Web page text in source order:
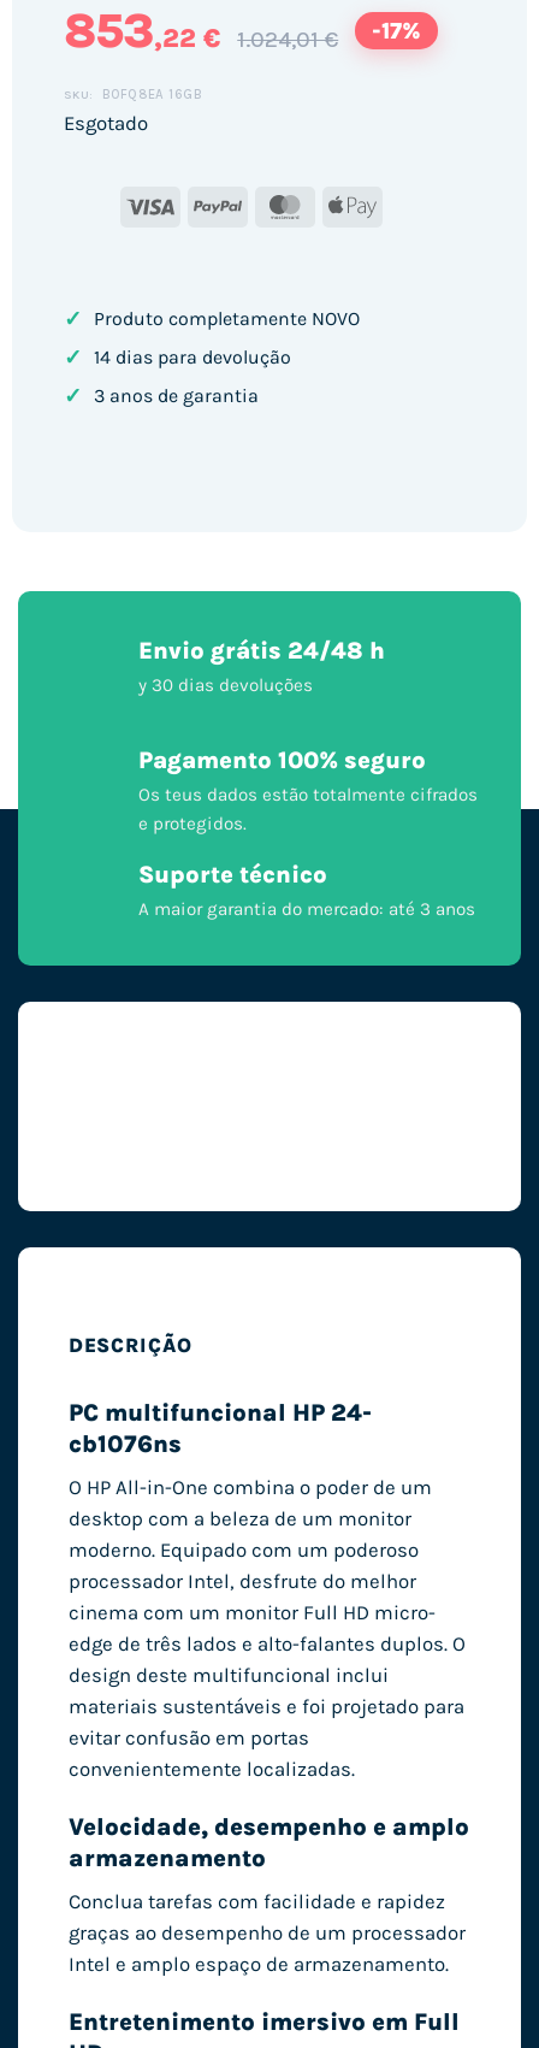
853,22 € 1.024,01 € -17%
SKU: B0FQ8EA 16GB
Esgotado
Visa PayPal MasterCard
Apple
✓ Produto completamente NOVO
✓ 14 dias para devolução
✓ 3 anos de garantia
Envio grátis 24/48 h
y 30 dias devoluções
Pagamento 100% seguro
Os teus dados estão totalmente cifrados
e protegidos.
Suporte técnico
A maior garantia do mercado: até 3 anos
DESCRIÇÃO
PC multifuncional HP 24-
cb1076ns
O HP All-in-One combina o poder de um
desktop com a beleza de um monitor
moderno. Equipado com um poderoso
processador Intel, desfrute do melhor
cinema com um monitor Full HD micro-
edge de três lados e alto-falantes duplos. O
design deste multifuncional inclui
materiais sustentáveis ​​e foi projetado para
evitar confusão em portas
convenientemente localizadas.
Velocidade, desempenho e amplo
armazenamento
Conclua tarefas com facilidade e rapidez
graças ao desempenho de um processador
Intel e amplo espaço de armazenamento.
Entretenimento imersivo em Full